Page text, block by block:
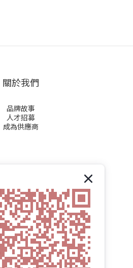
關於我們
品牌故事
人才招募
成為供應商